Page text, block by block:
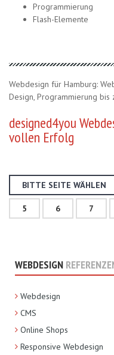
Programmierung
Flash-Elemente
Webdesign für Hamburg:
Design, Programmierung bis
designed4you
vollen Erfolg
BITTE SEITE WÄHLEN
5 6 7
WEBDESIGN
Webdesign
CMS
Online Shops
Responsive Webdesign